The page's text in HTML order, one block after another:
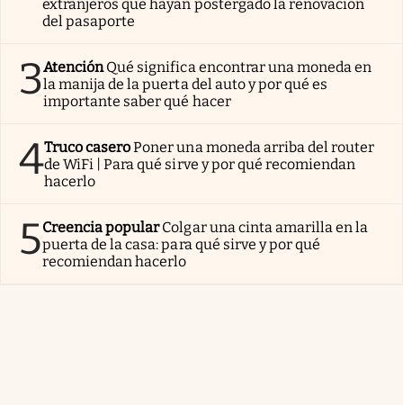
extranjeros que hayan postergado la renovación
del pasaporte
3AtenciónQué significa encontrar una moneda en
la manija de la puerta del auto y por qué es
importante saber qué hacer
4Truco caseroPoner una moneda arriba del router
de WiFi | Para qué sirve y por qué recomiendan
hacerlo
5Creencia popularColgar una cinta amarilla en la
puerta de la casa: para qué sirve y por qué
recomiendan hacerlo